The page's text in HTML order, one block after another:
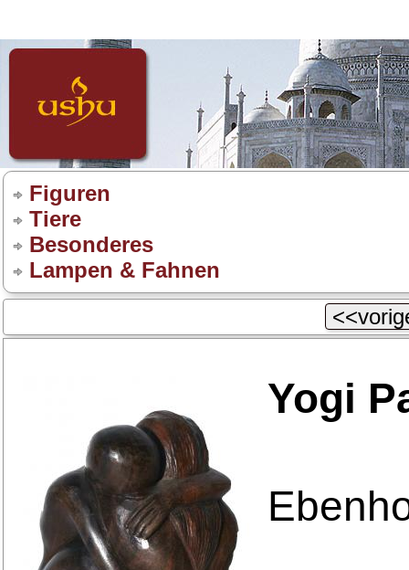
Figuren
Tiere
Besonderes
Lampen & Fahnen
Yogi